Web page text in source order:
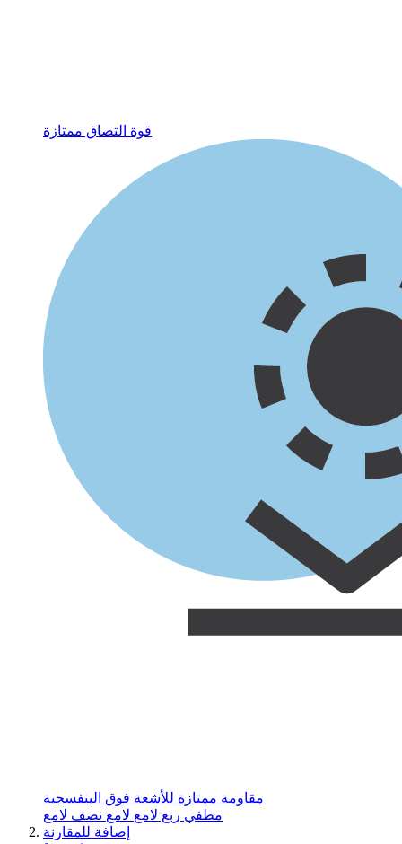
قوة التصاق ممتازة
مقاومة ممتازة للأشعة فوق البنفسجية
مطفي ربع لامع لامع نصف لامع
إضافة للمقارنة